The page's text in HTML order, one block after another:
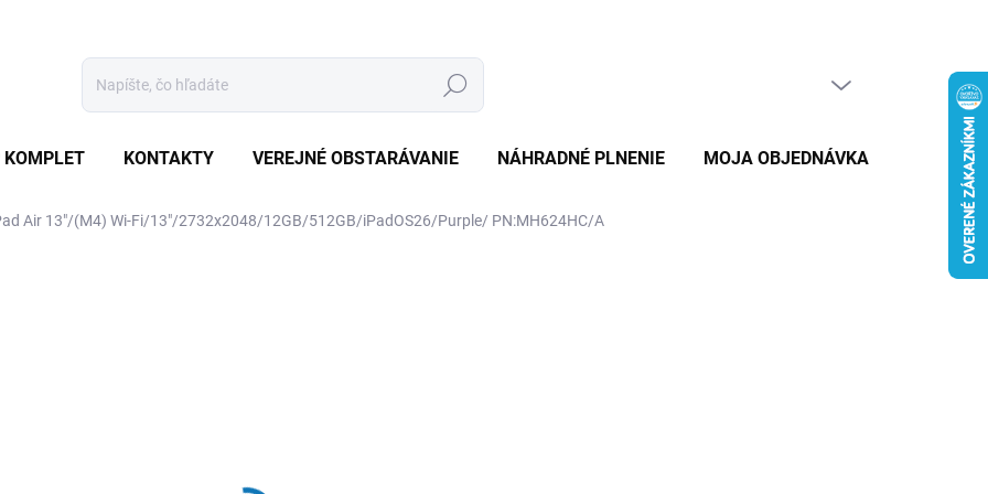
Hľadať
KOMPLET KONTAKTY VEREJNÉ OBSTARÁVANIE NÁHRADNÉ PLNENIE MOJA OBJEDNÁVKA ZNAČKY
Air 13"/(M4) Wi-Fi/13"/2732x2048/12GB/512GB/iPadOS26/Purple/ PN:MH624HC/A